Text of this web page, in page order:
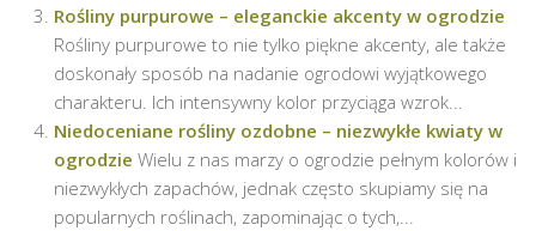
Rośliny purpurowe – eleganckie akcenty w ogrodzie
Rośliny purpurowe to nie tylko piękne akcenty, ale także
doskonały sposób na nadanie ogrodowi wyjątkowego
charakteru. Ich intensywny kolor przyciąga wzrok...
Niedoceniane rośliny ozdobne – niezwykłe kwiaty w
ogrodzie Wielu z nas marzy o ogrodzie pełnym kolorów i
niezwykłych zapachów, jednak często skupiamy się na
popularnych roślinach, zapominając o tych,...